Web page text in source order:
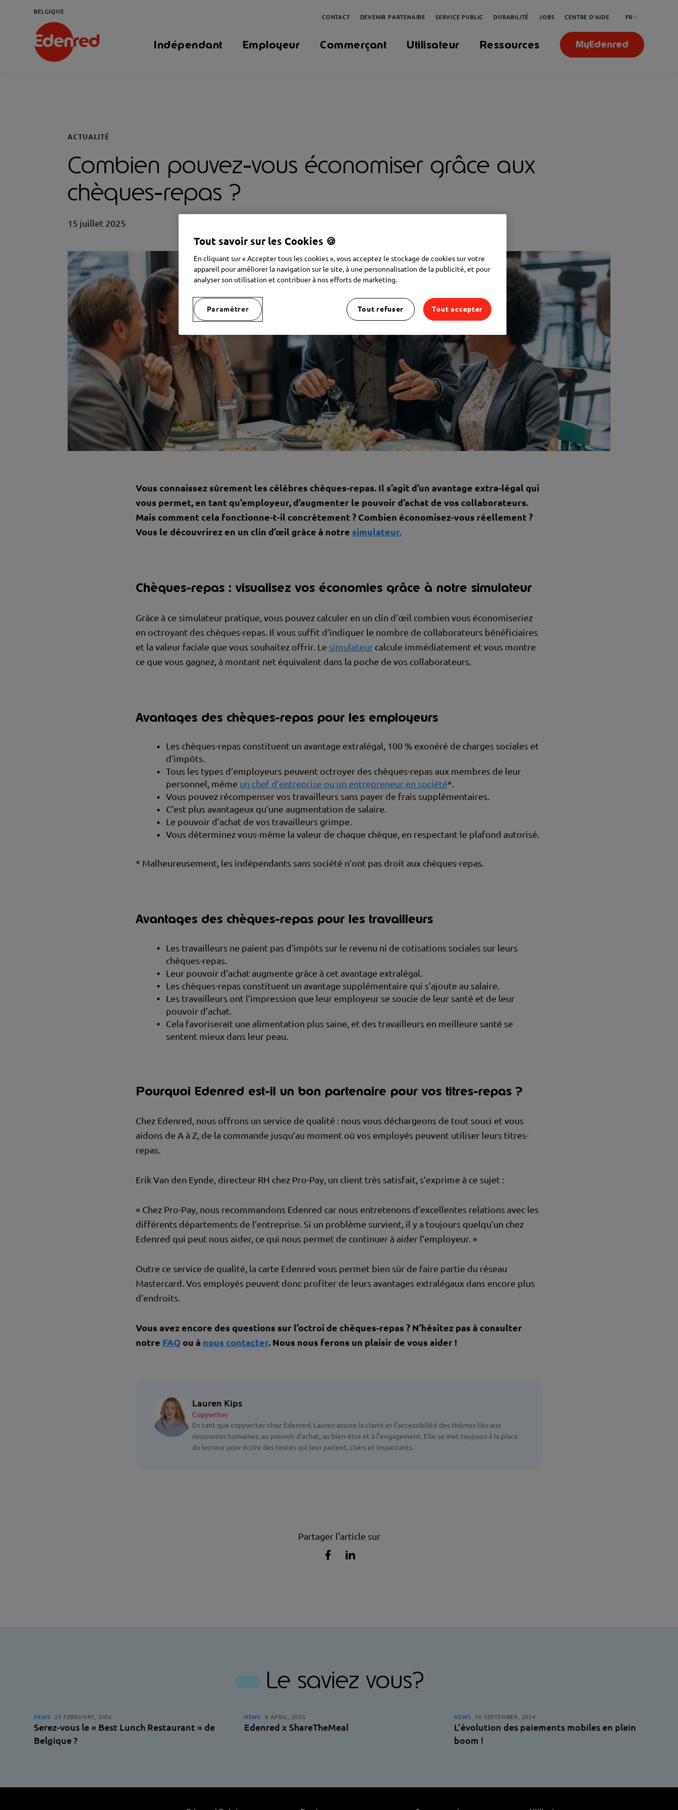
BELGIQUE
CONTACT
DEVENIR PARTENAIRE SERVICE PUBLIC DURABILITÉ JOBS CENTRE D'AIDE FR
Indépendant Employeur Commerçant Utilisateur Ressources MyEdenred
ACTUALITÉ
Combien pouvez-vous économiser grâce aux
chèques-repas ?
15 juillet 2025
Vous connaissez sûrement les célèbres chèques-repas. Il s’agit d’un avantage extra-légal qui
vous permet, en tant qu’employeur, d’augmenter le pouvoir d’achat de vos collaborateurs.
Mais comment cela fonctionne-t-il concrètement ? Combien économisez-vous réellement ?
Vous le découvrirez en un clin d’œil grâce à notre simulateur.
Chèques-repas : visualisez vos économies grâce à notre simulateur
Grâce à ce simulateur pratique, vous pouvez calculer en un clin d’œil combien vous économiseriez
en octroyant des chèques-repas. Il vous suffit d’indiquer le nombre de collaborateurs bénéficiaires
et la valeur faciale que vous souhaitez offrir. Le simulateurcalcule immédiatement et vous montre
ce que vous gagnez, à montant net équivalent dans la poche de vos collaborateurs.
Avantages des chèques-repas pour les employeurs
Les chèques-repas constituent un avantage extralégal, 100 % exonéré de charges sociales et
d’impôts.
Tous les types d’employeurs peuvent octroyer des chèques-repas aux membres de leur
personnel, même un chef d’entreprise ou un entrepreneur en société*.
Vous pouvez récompenser vos travailleurs sans payer de frais supplémentaires.
C’est plus avantageux qu’une augmentation de salaire.
Le pouvoir d’achat de vos travailleurs grimpe.
Vous déterminez vous-même la valeur de chaque chèque, en respectant le plafond autorisé.
* Malheureusement, les indépendants sans société n’ont pas droit aux chèques-repas.
Avantages des chèques-repas pour les travailleurs
Les travailleurs ne paient pas d’impôts sur le revenu ni de cotisations sociales sur leurs
chèques-repas.
Leur pouvoir d’achat augmente grâce à cet avantage extralégal.
Les chèques-repas constituent un avantage supplémentaire qui s’ajoute au salaire.
Les travailleurs ont l’impression que leur employeur se soucie de leur santé et de leur
pouvoir d’achat.
Cela favoriserait une alimentation plus saine, et des travailleurs en meilleure santé se
sentent mieux dans leur peau.
Pourquoi Edenred est-il un bon partenaire pour vos titres-repas ?
Chez Edenred, nous offrons un service de qualité : nous vous déchargeons de tout souci et vous
aidons de A à Z, de la commande jusqu’au moment où vos employés peuvent utiliser leurs titres-
repas.
Erik Van den Eynde, directeur RH chez Pro-Pay, un client très satisfait, s’exprime à ce sujet :
« Chez Pro-Pay, nous recommandons Edenred car nous entretenons d’excellentes relations avec les
différents départements de l’entreprise. Si un problème survient, il y a toujours quelqu’un chez
Edenred qui peut nous aider, ce qui nous permet de continuer à aider l’employeur. »
Outre ce service de qualité, la carte Edenred vous permet bien sûr de faire partie du réseau
Mastercard. Vos employés peuvent donc profiter de leurs avantages extralégaux dans encore plus
d’endroits.
Vous avez encore des questions sur l’octroi de chèques-repas ? N’hésitez pas à consulter
notre FAQou à nous contacter. Nous nous ferons un plaisir de vous aider !
Lauren Kips
Copywriter
En tant que copywriter chez Edenred, Lauren assure la clarté et l’accessibilité des thèmes liés aux
ressources humaines, au pouvoir d’achat, au bien-être et à l’engagement. Elle se met toujours à la place
du lecteur pour écrire des textes qui leur parlent, clairs et impactants.
Partager l'article sur
PartagerPartager
Le saviez vous?
NEWS 23 FEBRUARY, 2026
Serez-vous le « Best Lunch Restaurant » de
Belgique ?
NEWS 8 APRIL, 2025
Edenred x ShareTheMeal
NEWS 10 SEPTEMBER, 2024
L'évolution des paiements mobiles en plein
boom !
Tout savoir sur les Cookies 🍪
En cliquant sur « Accepter tous les cookies », vous acceptez le stockage de cookies sur votre
appareil pour améliorer la navigation sur le site, à une personnalisation de la publicité, et pour
analyser son utilisation et contribuer à nos efforts de marketing.
Paramètrer Tout refuser Tout accepter